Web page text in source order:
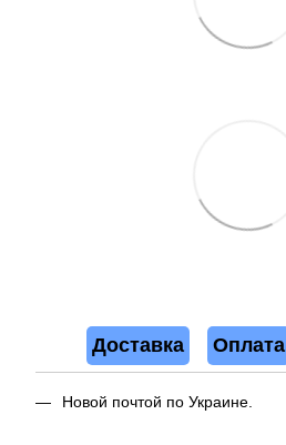
Доставка Оплата
Новой почтой по Украине.